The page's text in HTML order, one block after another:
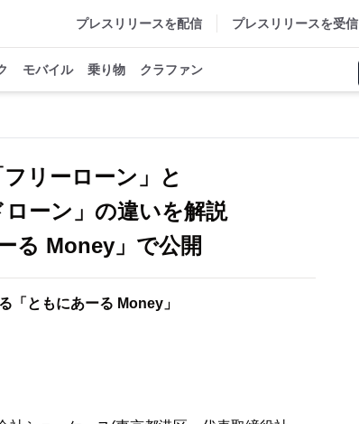
プレスリリースを配信 プレスリリースを受信
モバイル 乗り物 クラファン
リーローン」と
ローン」の違いを解説
る Money」で公開
「ともにあーる Money」